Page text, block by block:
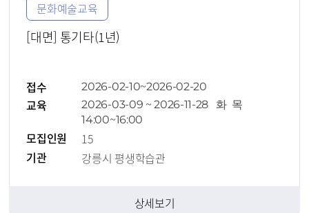
문화예술교육
[대면] 통기타(1년)
접수 2026-02-10~2026-02-20
교육
2026-03-09 ~ 2026-11-28 화 목
14:00~16:00
모집인원
15
기관
강릉시 평생학습관
상세보기